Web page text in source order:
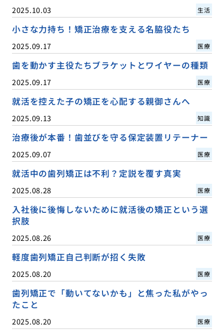
2025.10.03 生活
小さな力持ち！矯正治療を支える名脇役たち
2025.09.17 医療
歯を動かす主役たちブラケットとワイヤーの種類
2025.09.17 医療
就活を控えた子の矯正を心配する親御さんへ
2025.09.13 知識
治療後が本番！歯並びを守る保定装置リテーナー
2025.09.07 医療
就活中の歯列矯正は不利？定説を覆す真実
2025.08.28 医療
入社後に後悔しないために就活後の矯正という選
択肢
2025.08.26 医療
軽度歯列矯正自己判断が招く失敗
2025.08.20 医療
歯列矯正で「動いてないかも」と焦った私がやっ
たこと
2025.08.20 医療